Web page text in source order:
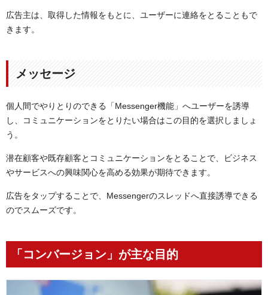
広告主は、取得した情報をもとに、ユーザーに連絡をとることもで
きます。
メッセージ
個人間でやりとりのできる「Messenger機能」へユーザーを誘導
し、コミュニケーションをとりたい場合はこの目的を選択しましょ
う。
潜在顧客や既存顧客とコミュニケーションをとることで、ビジネス
やサービスへの興味関心を高める効果が期待できます。
広告をタップすることで、Messengerのスレッドへ直接誘導できる
のでスムーズです。
「コンバージョン」が主な目的